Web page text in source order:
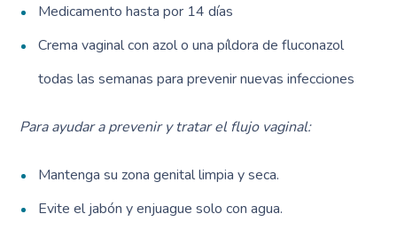
Medicamento hasta por 14 días
Crema vaginal con azol o una píldora de fluconazol
todas las semanas para prevenir nuevas infecciones
Para ayudar a prevenir y tratar el flujo vaginal:
Mantenga su zona genital limpia y seca.
Evite el jabón y enjuague solo con agua.